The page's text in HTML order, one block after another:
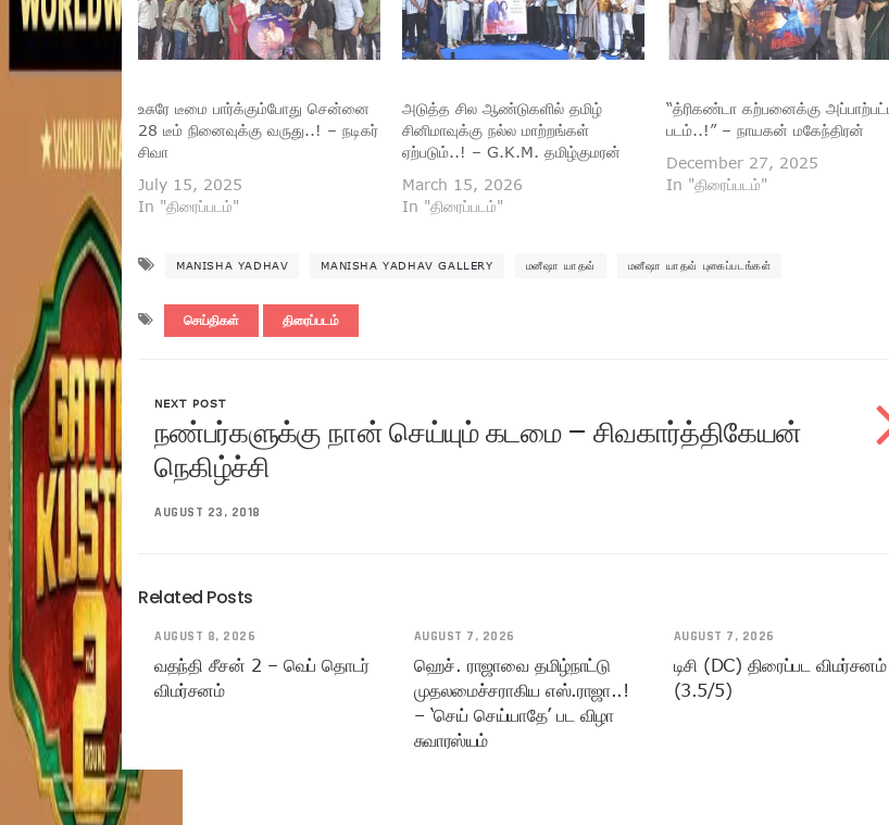
உசுரே டீமை பார்க்கும்போது சென்னை
28 டீம் நினைவுக்கு வருது..! – நடிகர்
சிவா
July 15, 2025
In "திரைப்படம்"
அடுத்த சில ஆண்டுகளில் தமிழ்
சினிமாவுக்கு நல்ல மாற்றங்கள்
ஏற்படும்..! – G.K.M. தமிழ்குமரன்
March 15, 2026
In "திரைப்படம்"
“த்ரிகண்டா கற்பனைக்கு அப்பாற்பட்ட
படம்..!” – நாயகன் மகேந்திரன்
December 27, 2025
In "திரைப்படம்"
MANISHA YADHAV MANISHA YADHAV GALLERY மனீஷா யாதவ் மனீஷா யாதவ் புகைப்படங்கள்
செய்திகள் திரைப்படம்
NEXT POST
நண்பர்களுக்கு நான் செய்யும் கடமை – சிவகார்த்திகேயன்
நெகிழ்ச்சி
AUGUST 23, 2018
Related Posts
AUGUST 8, 2026
வதந்தி சீசன் 2 – வெப் தொடர்
விமர்சனம்
AUGUST 7, 2026
ஹெச். ராஜாவை தமிழ்நாட்டு
முதலமைச்சராகிய எஸ்.ராஜா..!
– ‘செய் செய்யாதே’ பட விழா
சுவாரஸ்யம்
AUGUST 7, 2026
டிசி (DC) திரைப்பட விமர்சனம்
(3.5/5)